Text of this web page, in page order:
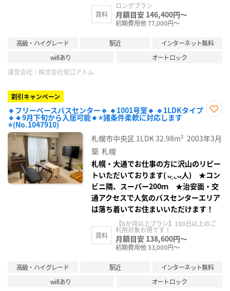
賃料
ロングプラン
月額目安 146,400円～
初期費用他 77,000円～
高級・ハイグレード 駅近
インターネット無料
wifiあり
オートロック
運営会社： 株式会社常口アトム
割引キャンペーン
🔹フリーベースバスセンター🔹 🔸1001号室🔸 🔹1LDKタイプ
🔹🔸9月下旬から入居可能🔸⭐諸条件柔軟に対応します
⭐(No.1047910)
り登
録
札幌市中央区 1LDK32.98m² 2003年3月
築 札幌
札幌・大通でお仕事の方に沢山のリピー
トいただいております( ᴗ̤ .̮ ᴗ̤人) ★コン
ビニ隣、スーパー200ｍ ★治安面・交
通アクセスで人気のバスセンターエリア
は落ち着いてお住まいいただけます！
賃料
【6か月以上プラン】180日以上のご
利用対象お得です！
月額目安 138,600円～
初期費用他 33,000円～
高級・ハイグレード 駅近
インターネット無料
wifiあり
オートロック